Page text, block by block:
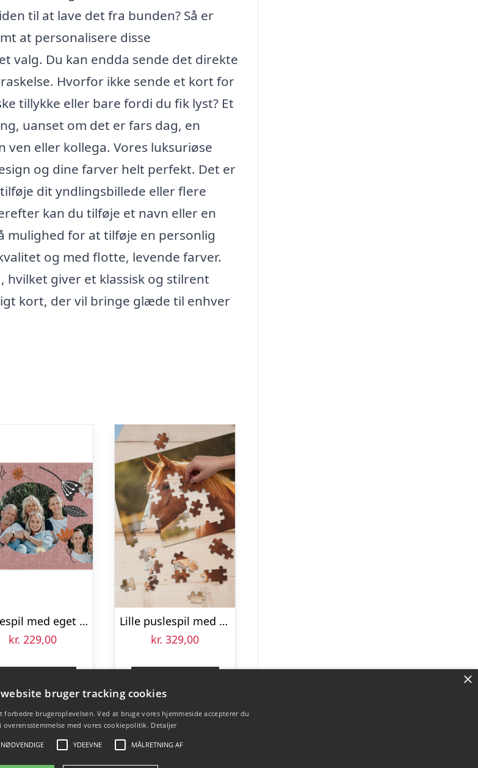
til at lave det fra bunden? Så er
at personalisere disse
valg. Du kan endda sende det direkte
Hvorfor ikke sende et kort for
tillykke eller bare fordi du fik lyst? Et
uanset om det er fars dag, en
eller kollega. Vores luksuriøse
og dine farver helt perfekt. Det er
dit yndlingsbillede eller flere
kan du tilføje et navn eller en
mulighed for at tilføje en personlig
og med flotte, levende farver.
giver et klassisk og stilrent
kort, der vil bringe glæde til enhver
Puslespil med eget billede – Mors dag gave (1000 brikker)
kr. 229,00
Gå til shop
Lille puslespil med billede – 96 brikker
kr. 329,00
Gå til shop ×
bruger tracking cookies
brugeroplevelsen. Ved at bruge vores hjemmeside accepterer du
overensstemmelse med vores cookiepolitik. Detaljer
NØDVENDIGE YDEEVNE MÅLRETNING AF